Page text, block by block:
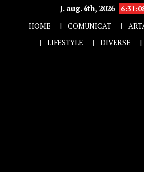
J. aug. 6th, 2026
HOME
COMUNICAT
LIFESTYLE
DIVERSE